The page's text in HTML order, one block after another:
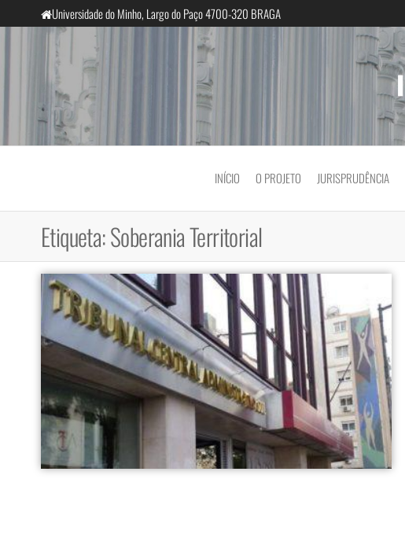
para
Universidade do Minho, Largo do Paço 4700-320 BRAGA
InclusiveCourts
INÍCIO O PROJETO JURISPRUDÊNCIA
Etiqueta:Soberania Territorial